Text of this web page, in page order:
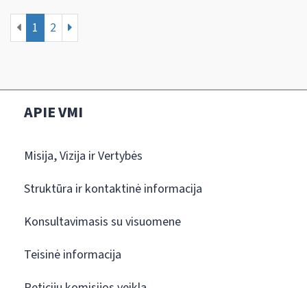
1 2
APIE VMI
Misija, Vizija ir Vertybės
Struktūra ir kontaktinė informacija
Konsultavimasis su visuomene
Teisinė informacija